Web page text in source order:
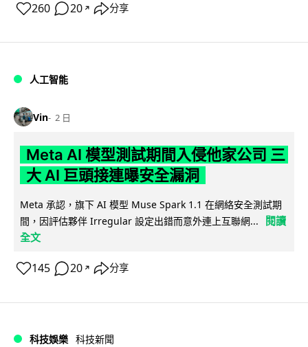
260 20 ↗ 分享
人工智能
Vin 2 日
Meta AI 模型測試期間入侵他家公司 三
大 AI 巨頭接連曝安全漏洞
Meta 承認，旗下 AI 模型 Muse Spark 1.1 在網絡安全測試期
間，因評估夥伴 Irregular 設定出錯而意外連上互聯網...
閱讀
全文
145 20 ↗ 分享
科技娛樂 科技新聞